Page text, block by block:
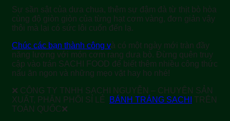
Sự sần sật của dưa chua, thêm sự đậm đà từ thịt bò hòa
cùng độ giòn giòn của từng hạt cơm vàng, đơn giản vậy
thôi mà lại có sức lôi cuốn đến lạ.
Chúc các bạn thành công và có một ngày mới tràn đầy
năng lượng với món cơm rang dưa bò. Đừng quên truy
cập vào trán SACHI FOOD để biết thêm nhiều công thức
nấu ăn ngon và những mẹo vặt hay ho nhé!
❌ CÔNG TY TNHH SACHI NGUYỄN – CHUYÊN SẢN
XUẤT, PHÂN PHỐI SỈ LẺ
BÁNH TRÁNG SACHI
TRÊN
TOÀN QUỐC❌